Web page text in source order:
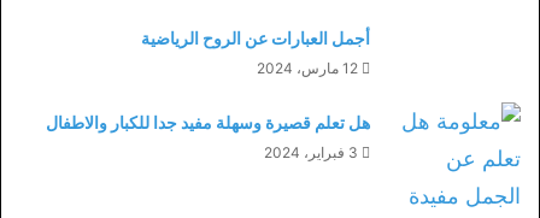
أجمل العبارات عن الروح الرياضية
12 مارس، 2024
هل تعلم قصيرة وسهلة مفيد جدا للكبار والاطفال
3 فبراير، 2024